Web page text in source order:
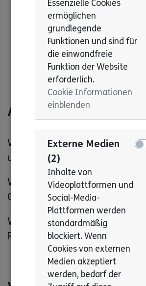
Arbeits-Gruppe:
Wir treffen uns mit den
unseren Lebenshilfen.
Wir informieren die Fachkräfte
Gesetze.
Wir sprechen über Änderungen
Recht.
Essenzielle Cookies
ermöglichen
grundlegende
Funktionen und sind für
die einwandfreie
Funktion der Website
erforderlich.
Cookie Informationen
einblenden
Externe Medien
(2)
Inhalte von
Videoplattformen und
Social-Media-
Plattformen werden
standardmäßig
blockiert. Wenn
Cookies von externen
Medien akzeptiert
werden, bedarf der